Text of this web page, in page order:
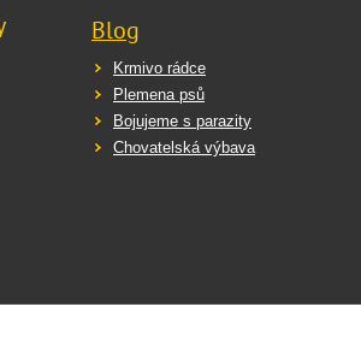
Blog
Krmivo rádce
Plemena psů
Bojujeme s parazity
Chovatelská výbava